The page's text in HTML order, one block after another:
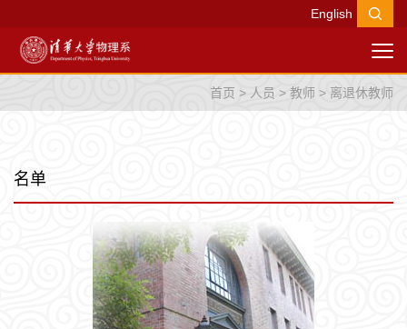
English
首页 > 人员 > 教师 > 离退休教师
名单